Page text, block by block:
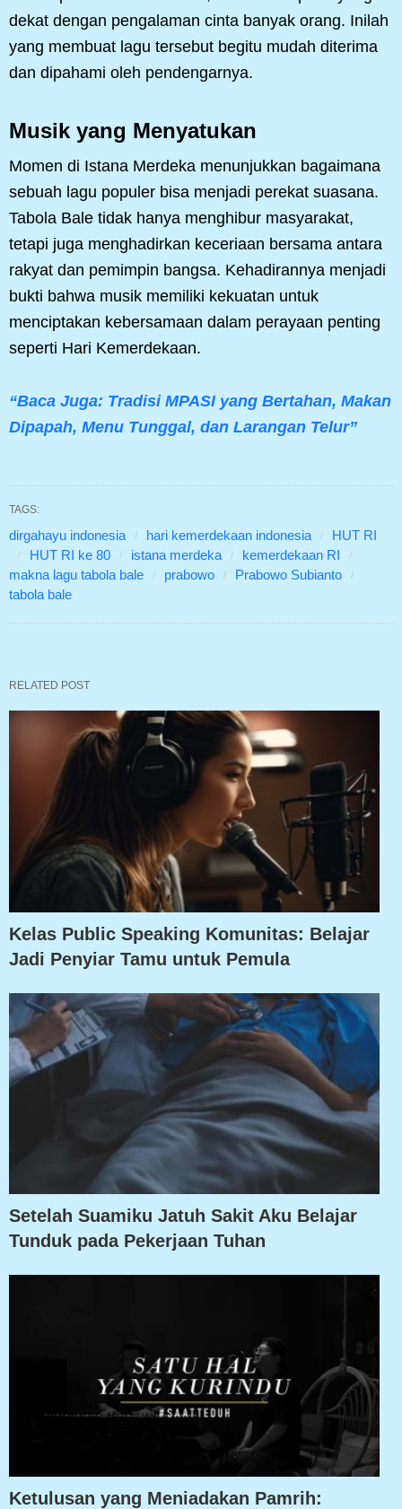
dekat dengan pengalaman cinta banyak orang. Inilah
yang membuat lagu tersebut begitu mudah diterima
dan dipahami oleh pendengarnya.
Musik yang Menyatukan
Momen di Istana Merdeka menunjukkan bagaimana
sebuah lagu populer bisa menjadi perekat suasana.
Tabola Bale tidak hanya menghibur masyarakat,
tetapi juga menghadirkan keceriaan bersama antara
rakyat dan pemimpin bangsa. Kehadirannya menjadi
bukti bahwa musik memiliki kekuatan untuk
menciptakan kebersamaan dalam perayaan penting
seperti Hari Kemerdekaan.
“Baca Juga: Tradisi MPASI yang Bertahan, Makan
Dipapah, Menu Tunggal, dan Larangan Telur”
TAGS:
dirgahayu indonesia hari kemerdekaan indonesia
HUT RI
HUT RI ke 80
istana merdeka
kemerdekaan RI
makna lagu tabola bale
prabowo
Prabowo Subianto
tabola bale
RELATED POST
Kelas Public Speaking Komunitas: Belajar
Jadi Penyiar Tamu untuk Pemula
Setelah Suamiku Jatuh Sakit Aku Belajar
Tunduk pada Pekerjaan Tuhan
Ketulusan yang Meniadakan Pamrih: